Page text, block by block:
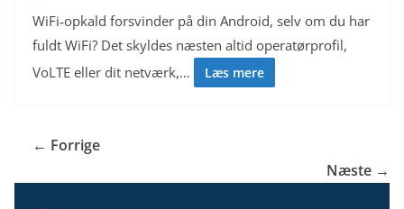
WiFi‑opkald forsvinder på din Android, selv om du har
fuldt WiFi? Det skyldes næsten altid operatørprofil,
VoLTE eller dit netværk,…
Læs mere
← Forrige
Næste →